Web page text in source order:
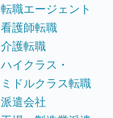
転職エージェント
看護師転職
介護転職
ハイクラス・
ミドルクラス転職
派遣会社